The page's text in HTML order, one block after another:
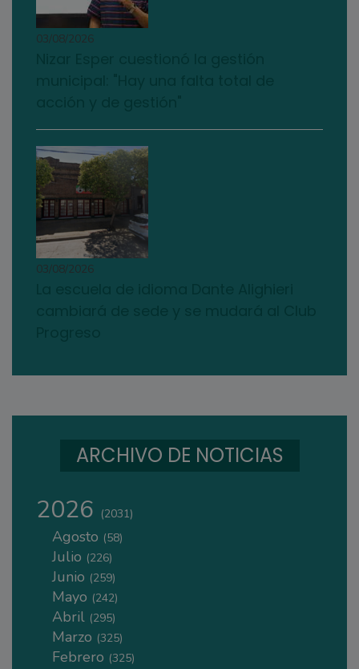
03/08/2026
03/08/2026
ARCHIVO DE NOTICIAS
2026 (2031)
Agosto (58)
Julio (226)
Junio (259)
Mayo (242)
Abril (295)
Marzo (325)
Febrero (325)